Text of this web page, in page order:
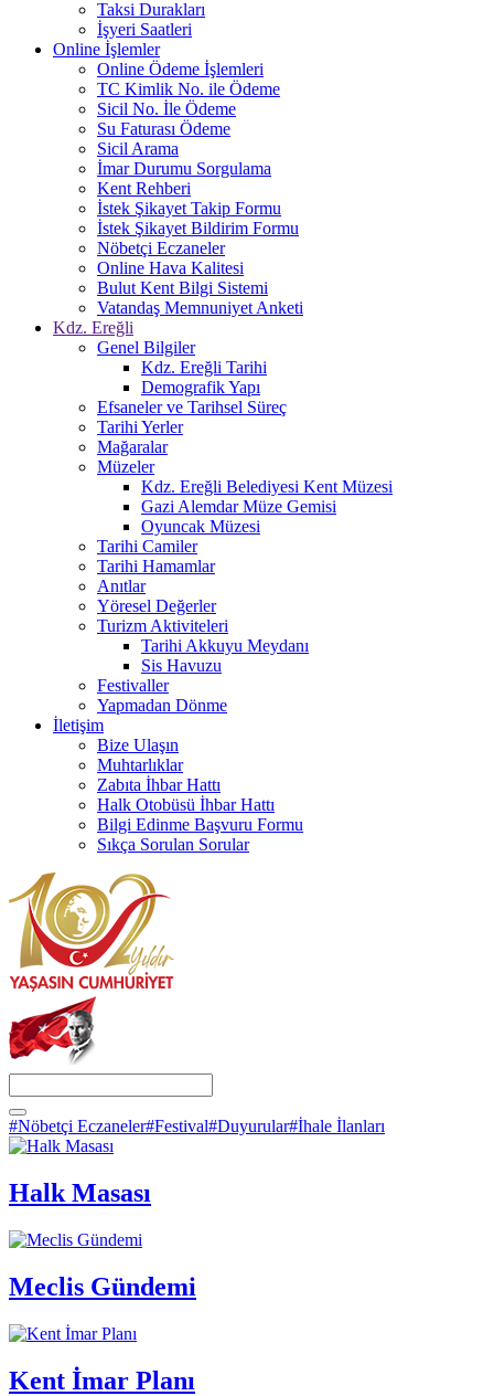
Taksi Durakları
İşyeri Saatleri
Online İşlemler
Online Ödeme İşlemleri
TC Kimlik No. ile Ödeme
Sicil No. İle Ödeme
Su Faturası Ödeme
Sicil Arama
İmar Durumu Sorgulama
Kent Rehberi
İstek Şikayet Takip Formu
İstek Şikayet Bildirim Formu
Nöbetçi Eczaneler
Online Hava Kalitesi
Bulut Kent Bilgi Sistemi
Vatandaş Memnuniyet Anketi
Kdz. Ereğli
Genel Bilgiler
Kdz. Ereğli Tarihi
Demografik Yapı
Efsaneler ve Tarihsel Süreç
Tarihi Yerler
Mağaralar
Müzeler
Kdz. Ereğli Belediyesi Kent Müzesi
Gazi Alemdar Müze Gemisi
Oyuncak Müzesi
Tarihi Camiler
Tarihi Hamamlar
Anıtlar
Yöresel Değerler
Turizm Aktiviteleri
Tarihi Akkuyu Meydanı
Sis Havuzu
Festivaller
Yapmadan Dönme
İletişim
Bize Ulaşın
Muhtarlıklar
Zabıta İhbar Hattı
Halk Otobüsü İhbar Hattı
Bilgi Edinme Başvuru Formu
Sıkça Sorulan Sorular
#Nöbetçi Eczaneler#Festival#Duyurular#İhale İlanları
Halk Masası
Meclis Gündemi
Kent İmar Planı